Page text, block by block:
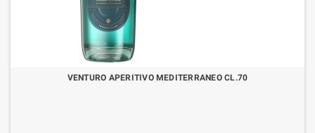
VENTURO APERITIVO MEDITERRANEO CL.70